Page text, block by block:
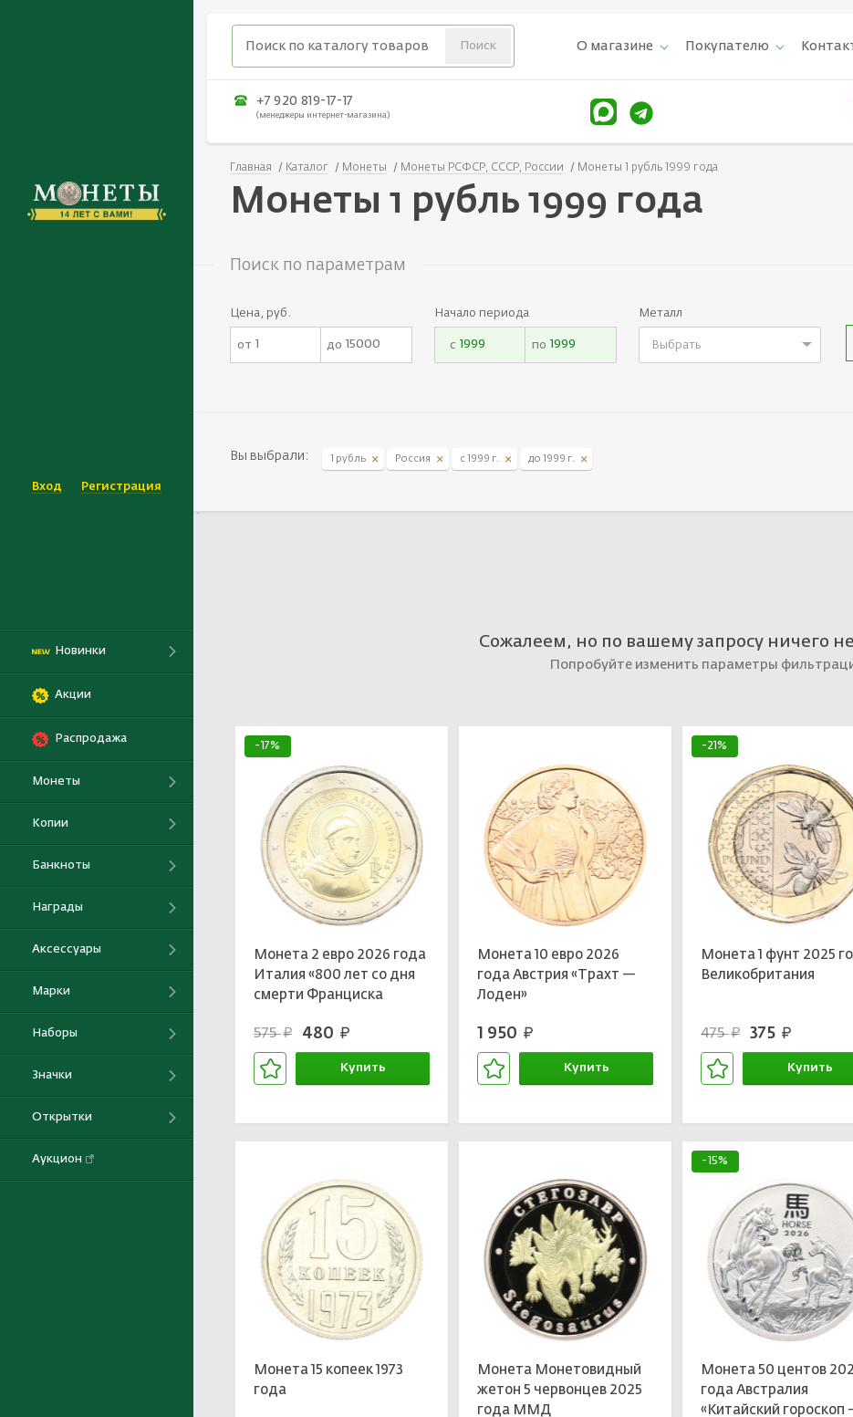
Вход Регистрация
Новинки
Акции
Распродажа
Монеты
Копии
Банкноты
Награды
Аксессуары
Марки
Наборы
Значки
Открытки
Аукцион
О магазине Покупателю
+7 920 819-17-17
(менеджеры интернет-магазина)
Главная Каталог Монеты Монеты РСФСР, СССР, России Монеты 1 рубль 1999 года
Монеты 1 рубль 1999 года
Поиск по параметрам
Цена, руб.
от до
Начало периода
с по
Металл
Выбрать
Вы выбрали: 1 рубль Россия с 1999 г. до 1999 г.
Сожалеем, но по вашему запросу ничего
Попробуйте изменить параметры
-17%
Монета 2 евро 2026 года
Италия «800 лет со дня
смерти Франциска
575руб. 480 руб.
Купить
Монета 10 евро 2026
года Австрия «Трахт —
Лоден»
1 950 руб.
Купить
-21%
Монета 1 фунт 2025
Великобритания
475руб. 375 руб.
Купить
Монета 15 копеек 1973
года
Монета Монетовидный
жетон 5 червонцев 2025
года ММД
-15%
Монета 50 центов
года Австралия
«Китайский гороскоп